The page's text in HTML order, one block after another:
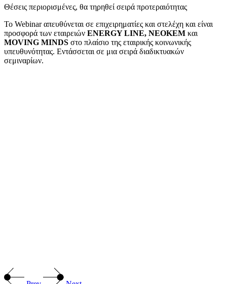
Θέσεις περιορισμένες, θα τηρηθεί σειρά προτεραιότητας
Το Webinar απευθύνεται σε επιχειρηματίες και στελέχη και είναι
προσφορά των εταιρειών ENERGY LINE, NEOKEM και
MOVING MINDS στο πλαίσιο της εταιρικής κοινωνικής
υπευθυνότητας. Εντάσσεται σε μια σειρά διαδικτυακών
σεμιναρίων.